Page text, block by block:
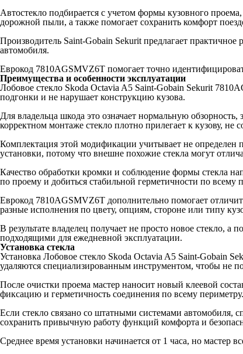
Автостекло подбирается с учетом формы кузовного
дорожной пыли, а также помогает сохранить комфорт
Производитель Saint-Gobain Sekurit предлагает
автомобиля.
Еврокод 7810AGSMVZ6T помогает точно
Преимущества и особенности эксплуатации
Лобовое стекло Skoda Octavia A5 Saint-Gobain Sekurit
подгонки и не нарушает конструкцию кузова.
Для владельца шкода это означает нормальную
корректном монтаже стекло плотно прилегает к кузову, не
Комплектация этой модификации учитывает не определен
установки, потому что внешне похожие стекла могут
Качество обработки кромки и соблюдение формы стекла
по проему и добиться стабильной герметичности по всему
Еврокод 7810AGSMVZ6T дополнительно помогает
разные исполнения по цвету, опциям, стороне или типу
В результате владелец получает не просто новое стекло,
подходящими для ежедневной эксплуатации.
Установка стекла
Установка Лобовое стекло Skoda Octavia A5 Saint-Gobain
удаляются специализированным инструментом, чтобы не
После очистки проема мастер наносит новый клеевой
фиксацию и герметичность соединения по всему периметру.
Если стекло связано со штатными системами автомобиля,
сохранить привычную работу функций комфорта и
Среднее время установки начинается от 1 часа, но мастер